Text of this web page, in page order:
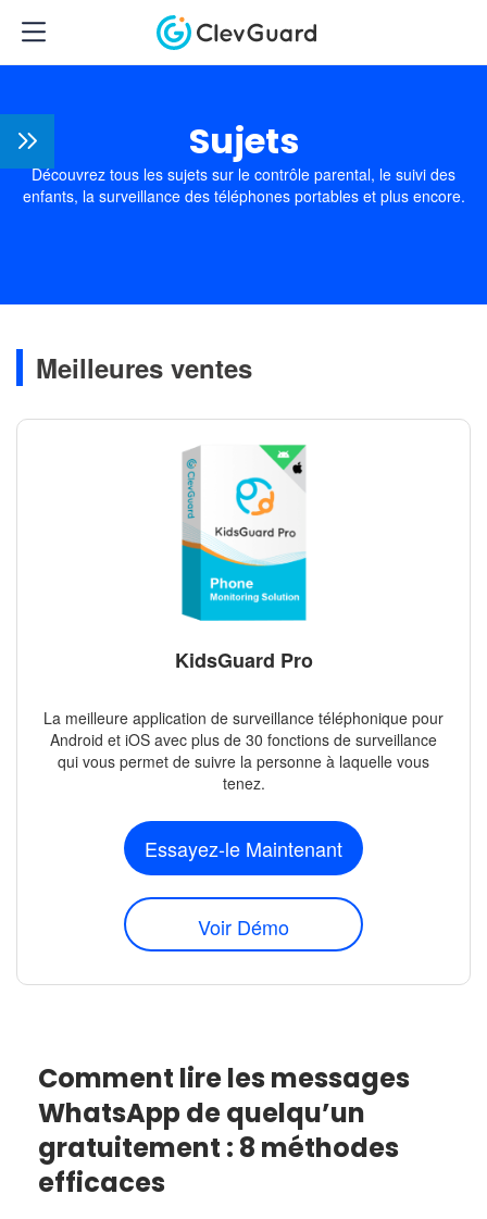
Sujets
Découvrez tous les sujets sur le contrôle parental, le suivi des
enfants, la surveillance des téléphones portables et plus encore.
Meilleures ventes
KidsGuard Pro
La meilleure application de surveillance téléphonique pour
Android et iOS avec plus de 30 fonctions de surveillance
qui vous permet de suivre la personne à laquelle vous
tenez.
Essayez-le Maintenant
Voir Démo
Comment lire les messages
WhatsApp de quelqu’un
gratuitement : 8 méthodes
efficaces